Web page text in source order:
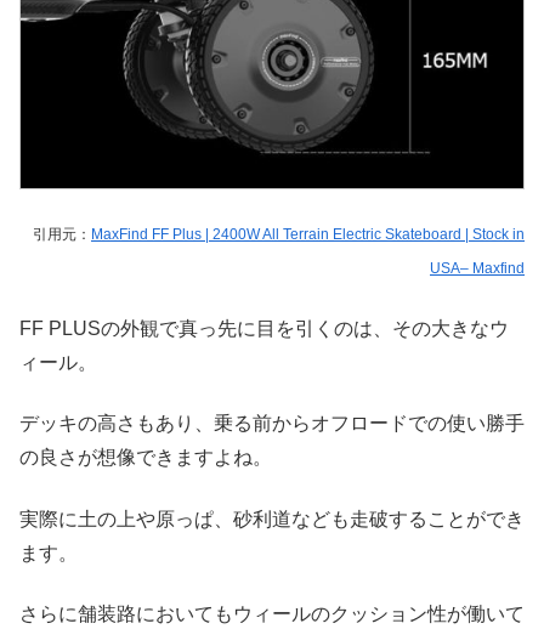
引用元： MaxFind FF Plus | 2400W All Terrain Electric Skateboard | Stock in
USA– Maxfind
FF PLUSの外観で真っ先に目を引くのは、その大きなウ
ィール。
デッキの高さもあり、乗る前からオフロードでの使い勝手
の良さが想像できますよね。
実際に土の上や原っぱ、砂利道なども走破することができ
ます。
さらに舗装路においてもウィールのクッション性が働いて